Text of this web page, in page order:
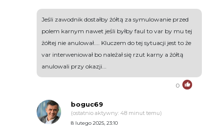
Jeśli zawodnik dostałby żółtą za symulowanie przed
polem karnym nawet jeśli byłby faul to var by mu tej
żółtej nie anulował.... Kluczem do tej sytuacji jest to że
var interweniował bo należał się rzut karny a żółtą
anulowali przy okazji...
0
boguc69
(ostatnio aktywny: 48 minut temu)
8 lutego 2025, 23:10